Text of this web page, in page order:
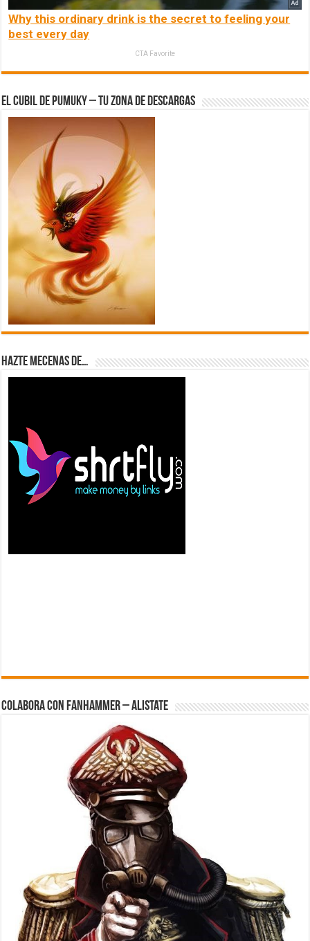
Why this ordinary drink is the secret to feeling your
best every day
CTA Favorite
El Cubil de Pumuky – Tu zona de Descargas
Hazte Mecenas de…
Colabora con FanHammer – Alistate